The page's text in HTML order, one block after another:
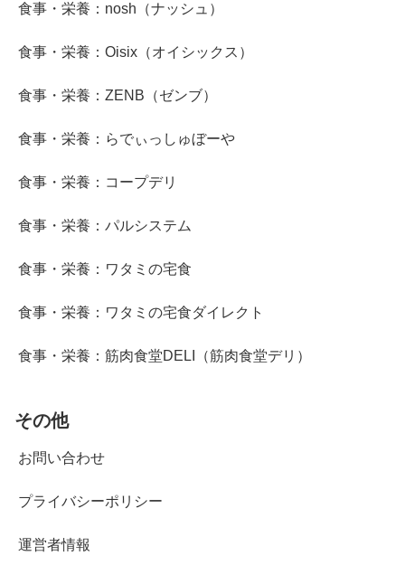
食事・栄養：nosh（ナッシュ）
食事・栄養：Oisix（オイシックス）
食事・栄養：ZENB（ゼンブ）
食事・栄養：らでぃっしゅぼーや
食事・栄養：コープデリ
食事・栄養：パルシステム
食事・栄養：ワタミの宅食
食事・栄養：ワタミの宅食ダイレクト
食事・栄養：筋肉食堂DELI（筋肉食堂デリ）
その他
お問い合わせ
プライバシーポリシー
運営者情報